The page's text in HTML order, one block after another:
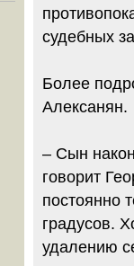
судебных
Более
Алексанян.
– Сын
говорит
постоянно
градусов.
удалению